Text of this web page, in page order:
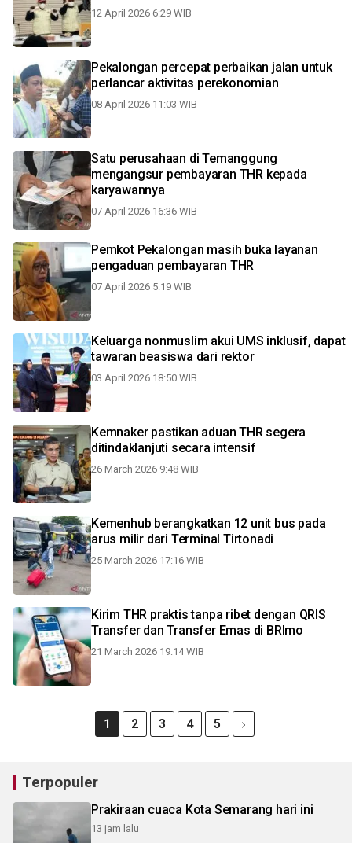
12 April 2026 6:29 WIB
Pekalongan percepat perbaikan jalan untuk
perlancar aktivitas perekonomian
08 April 2026 11:03 WIB
Satu perusahaan di Temanggung
mengangsur pembayaran THR kepada
karyawannya
07 April 2026 16:36 WIB
Pemkot Pekalongan masih buka layanan
pengaduan pembayaran THR
07 April 2026 5:19 WIB
Keluarga nonmuslim akui UMS inklusif, dapat
tawaran beasiswa dari rektor
03 April 2026 18:50 WIB
Kemnaker pastikan aduan THR segera
ditindaklanjuti secara intensif
26 March 2026 9:48 WIB
Kemenhub berangkatkan 12 unit bus pada
arus milir dari Terminal Tirtonadi
25 March 2026 17:16 WIB
Kirim THR praktis tanpa ribet dengan QRIS
Transfer dan Transfer Emas di BRImo
21 March 2026 19:14 WIB
1 2 3 4 5
Terpopuler
Prakiraan cuaca Kota Semarang hari ini
13 jam lalu